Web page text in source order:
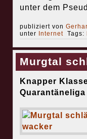
unter dem
publiziert von
unter
InternetTags:
Murgtal
Knapper
Quarantäneliga